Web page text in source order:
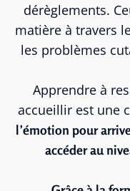
dérèglements.
matière à travers
les problèmes
Apprendre à
accueillir est une
l’émotion pour
accéder au